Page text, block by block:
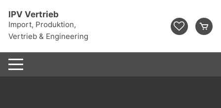
Inhalt
springen
IPV Vertrieb
Import, Produktion,
Vertrieb & Engineering